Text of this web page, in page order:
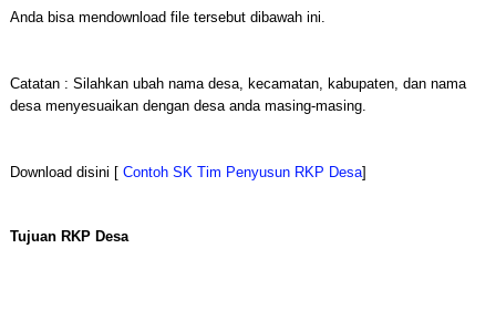
Anda bisa mendownload file tersebut dibawah ini.
Catatan : Silahkan ubah nama desa, kecamatan, kabupaten, dan nama
desa menyesuaikan dengan desa anda masing-masing.
Download disini [ Contoh SK Tim Penyusun RKP Desa]
Tujuan RKP Desa